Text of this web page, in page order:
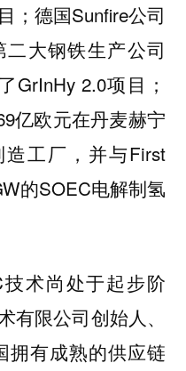
；德国Sunfire公司
大钢铁生产公司
GrInHy 2.0项目；
亿欧元在丹麦赫宁
工厂，并与First
的SOEC电解制氢
术尚处于起步阶
限公司创始人、
拥有成熟的供应链